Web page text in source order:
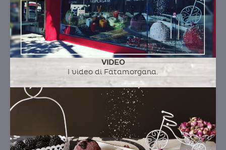
Ingredienti:ricotta di pecora, zucchero, zeste di
arancia , zeste di limone (zeste di limone)
RICOTTA E FICHI ALLA GRECA
Ingredienti: latte fresco intero a.q., ricotta di
pecora, zucchero, panna fresca, salsa di fichi
alla greca (fichi, zucchero, vino bianco, vaniglia
bourbon)
VIDEO
I video di Fatamorgana.